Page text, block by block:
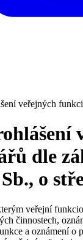
veřejných
dle
Sb., o
veřejní
činnostech,
a oznámení o